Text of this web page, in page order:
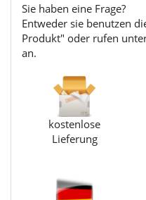
Sie haben eine Frage?
Entweder sie benutzen
Produkt" oder rufen
an.
kostenlose
Lieferung